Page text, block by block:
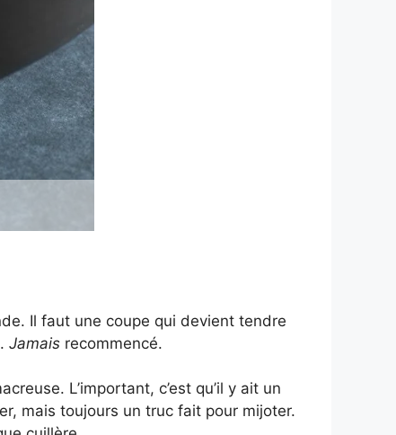
Il faut une coupe qui devient tendre
Jamais recommencé.
L’important, c’est qu’il y ait un
mais toujours un truc fait pour mijoter.